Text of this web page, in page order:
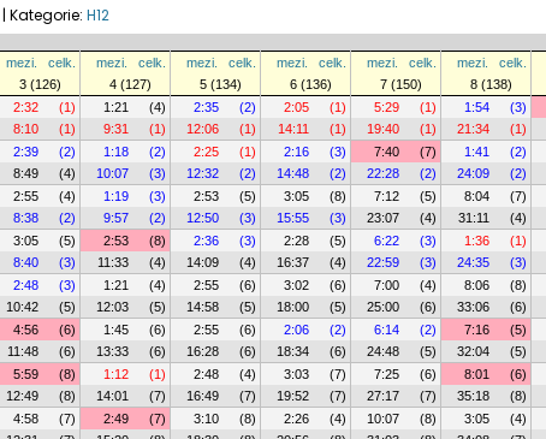
| Kategorie: H12
mezi. celk. mezi. celk. mezi. celk. mezi. celk. mezi. celk. mezi. celk.
3 (126) 4 (127) 5 (134) 6 (136) 7 (150) 8 (138)
2:32 (1) 1:21 (4) 2:35 (2) 2:05 (1) 5:29 (1) 1:54 (3)
8:10 (1) 9:31 (1) 12:06 (1) 14:11 (1) 19:40 (1) 21:34 (1)
2:39 (2) 1:18 (2) 2:25 (1) 2:16 (3) 7:40 (7) 1:41 (2)
8:49 (4) 10:07 (3) 12:32 (2) 14:48 (2) 22:28 (2) 24:09 (2)
2:55 (4) 1:19 (3) 2:53 (5) 3:05 (8) 7:12 (5) 8:04 (7)
8:38 (2) 9:57 (2) 12:50 (3) 15:55 (3) 23:07 (4) 31:11 (4)
3:05 (5) 2:53 (8) 2:36 (3) 2:28 (5) 6:22 (3) 1:36 (1)
8:40 (3) 11:33 (4) 14:09 (4) 16:37 (4) 22:59 (3) 24:35 (3)
2:48 (3) 1:21 (4) 2:55 (6) 3:02 (6) 7:00 (4) 8:06 (8)
10:42 (5) 12:03 (5) 14:58 (5) 18:00 (5) 25:00 (6) 33:06 (6)
4:56 (6) 1:45 (6) 2:55 (6) 2:06 (2) 6:14 (2) 7:16 (5)
11:48 (6) 13:33 (6) 16:28 (6) 18:34 (6) 24:48 (5) 32:04 (5)
5:59 (8) 1:12 (1) 2:48 (4) 3:03 (7) 7:25 (6) 8:01 (6)
12:49 (8) 14:01 (7) 16:49 (7) 19:52 (7) 27:17 (7) 35:18 (8)
4:58 (7) 2:49 (7) 3:10 (8) 2:26 (4) 10:07 (8) 3:05 (4)